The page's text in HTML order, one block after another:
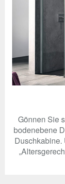
Gönnen Sie
bodenebene
Duschkabine.